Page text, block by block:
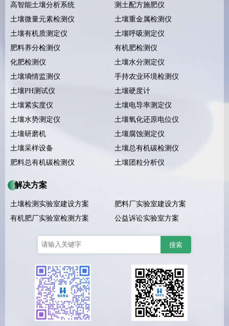
高智能土壤分析系统
测土配方施肥仪
土壤微量元素检测仪
土壤重金属检测仪
土壤有机质测定仪
土壤呼吸测定仪
肥料养分检测仪
有机肥检测仪
化肥检测仪
土壤水分测定仪
土壤墒情监测仪
手持农业环境检测仪
土壤PH测试仪
土壤硬度计
土壤紧实度仪
土壤电导率测定仪
土壤水势测定仪
土壤氧化还原电位仪
土壤研磨机
土壤腐蚀测定仪
土壤采样设备
土壤总有机碳检测仪
肥料总有机碳检测仪
土壤团粒分析仪
解决方案
土壤检测实验室建设方案
肥料厂实验室建设方案
有机肥厂实验室检测方案
公益诉讼实验室方案